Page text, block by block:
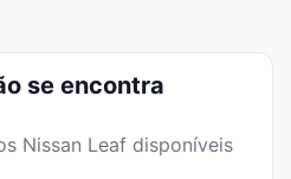
se encontra
Nissan Leaf disponíveis